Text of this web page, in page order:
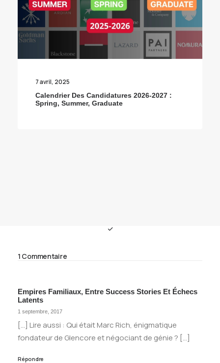
7 avril, 2025
Calendrier Des Candidatures 2026-2027 :
Spring, Summer, Graduate
1 Commentaire
Empires Familiaux, Entre Success Stories Et Échecs
Latents
1 septembre, 2017
[…] Lire aussi : Qui était Marc Rich, énigmatique
fondateur de Glencore et négociant de génie ? […]
Répondre